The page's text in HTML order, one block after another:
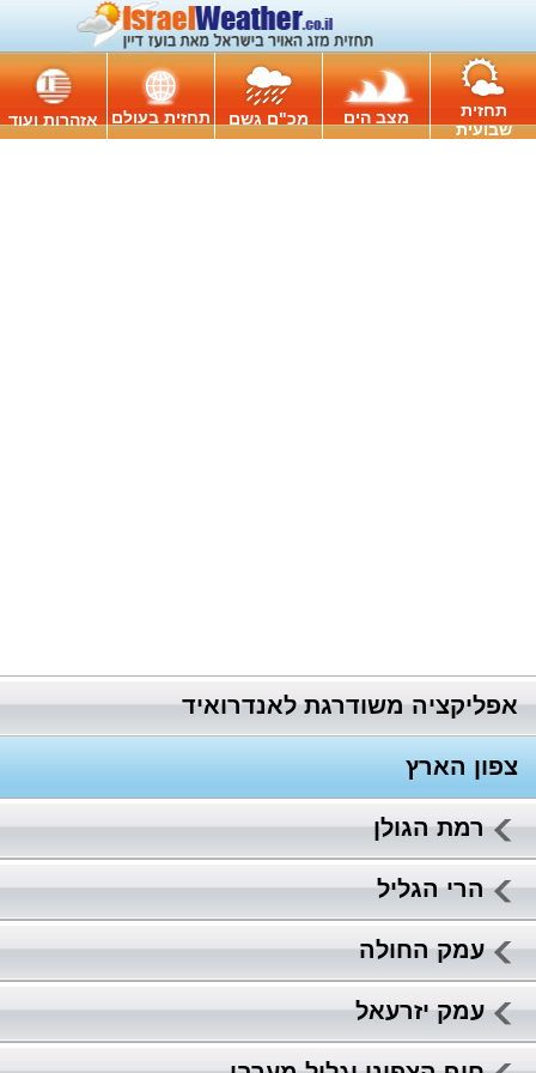
תחזית
שבועית
מצב הים מכ"ם גשם תחזית בעולם אזהרות ועוד
אפליקציה משודרגת לאנדרואיד
צפון הארץ
רמת הגולן
הרי הגליל
עמק החולה
עמק יזרעאל